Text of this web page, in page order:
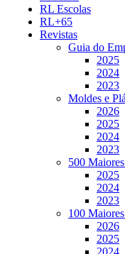
RL Escolas
RL+65
Revistas
Guia do
2025
2024
2023
Moldes e
2026
2025
2024
2023
500
2025
2024
2023
100
2026
2025
2024